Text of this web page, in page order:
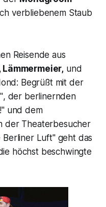
verbliebenem Staub
Reisende aus
Lämmermeier, und
Begrüßt mit der
, der berlinernden
und dem
der Theaterbesucher
Berliner Luft"geht das
höchst beschwingte